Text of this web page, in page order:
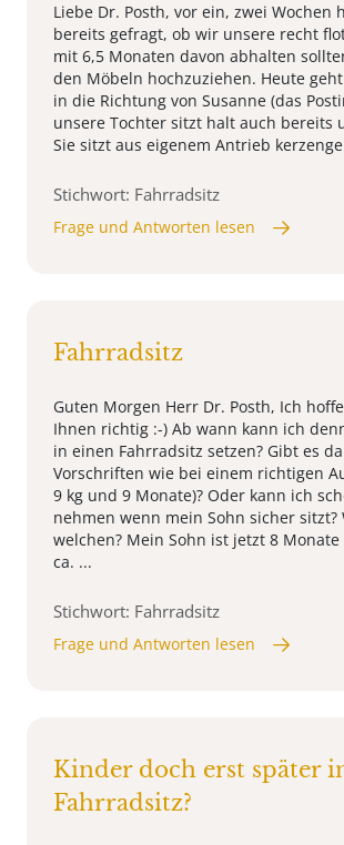
Liebe Dr. Posth, vor ein, zwei Wochen
bereits gefragt, ob wir unsere recht
mit 6,5 Monaten davon abhalten
den Möbeln hochzuziehen. Heute
in die Richtung von Susanne (das
unsere Tochter sitzt halt auch bereits
Sie sitzt aus eigenem Antrieb
Stichwort: Fahrradsitz
Frage und Antworten lesen
Fahrradsitz
Guten Morgen Herr Dr. Posth, Ich
Ihnen richtig :-) Ab wann kann ich
in einen Fahrradsitz setzen? Gibt es
Vorschriften wie bei einem richtigen
9 kg und 9 Monate)? Oder kann ich
nehmen wenn mein Sohn sicher sitzt?
welchen? Mein Sohn ist jetzt 8
ca. ...
Stichwort: Fahrradsitz
Frage und Antworten lesen
Kinder doch erst später
Fahrradsitz?